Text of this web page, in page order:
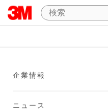
企業情報
ニュース